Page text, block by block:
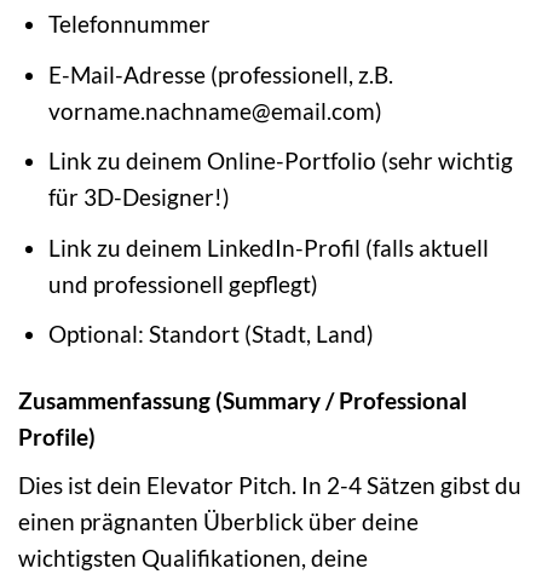
Telefonnummer
E-Mail-Adresse (professionell, z.B.
vorname.nachname@email.com)
Link zu deinem Online-Portfolio (sehr wichtig
für 3D-Designer!)
Link zu deinem LinkedIn-Profil (falls aktuell
und professionell gepflegt)
Optional: Standort (Stadt, Land)
Zusammenfassung (Summary / Professional
Profile)
Dies ist dein Elevator Pitch. In 2-4 Sätzen gibst du
einen prägnanten Überblick über deine
wichtigsten Qualifikationen, deine